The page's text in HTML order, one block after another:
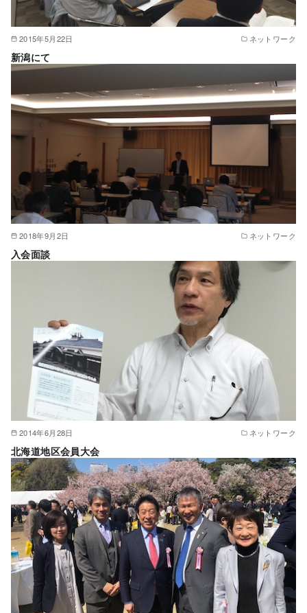
2015年5月22日 ネットワーク
新潟にて
2018年9月2日 ネットワーク
入会面談
2014年6月28日 ネットワーク
北海道地区会員大会